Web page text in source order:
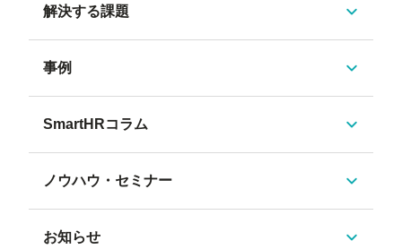
解決する課題
事例
SmartHRコラム
ノウハウ・セミナー
お知らせ